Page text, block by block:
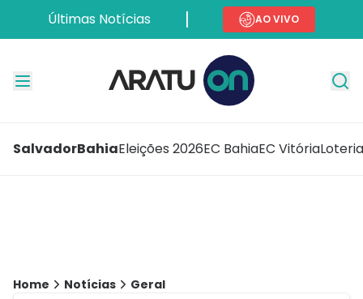
Últimas Notícias AO VIVO
SalvadorBahiaEleições 2026EC BahiaEC Vitória
Home Notícias Geral